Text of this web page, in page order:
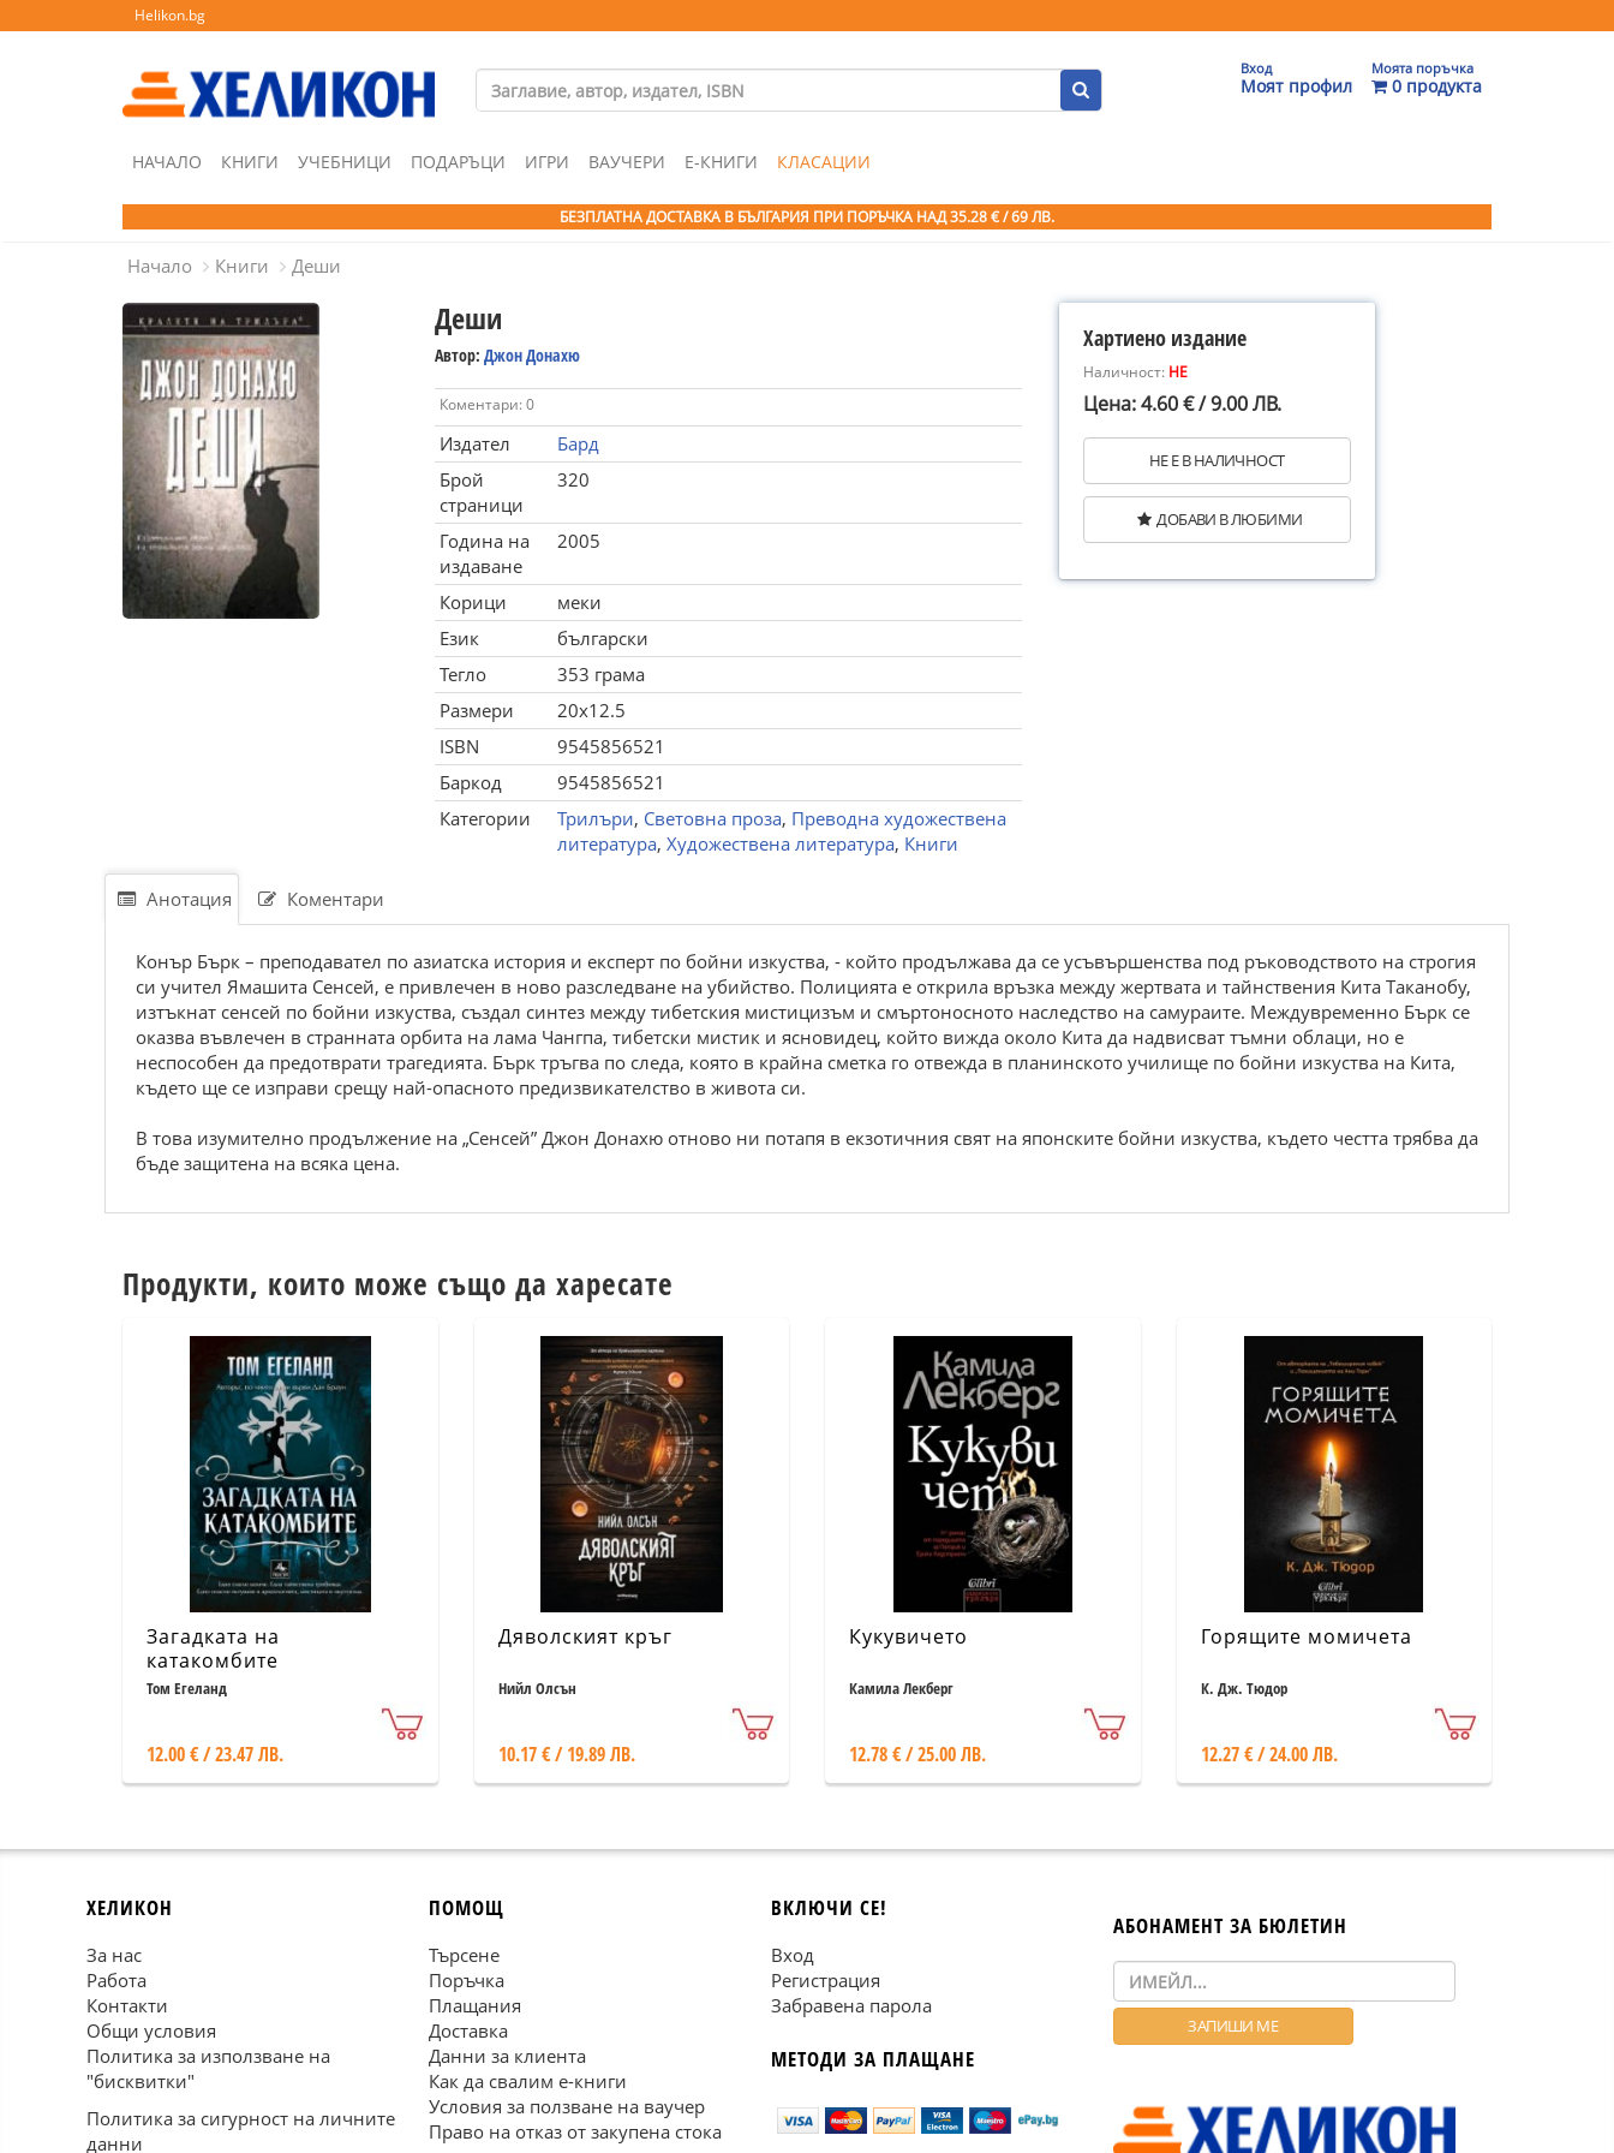
Helikon.bg
Вход
Моят профил
Моята поръчка
0 продукта
НАЧАЛО КНИГИ УЧЕБНИЦИ ПОДАРЪЦИ ИГРИ ВАУЧЕРИ Е-КНИГИ КЛАСАЦИИ
БЕЗПЛАТНА ДОСТАВКА В БЪЛГАРИЯ ПРИ ПОРЪЧКА НАД 35.28 € / 69 ЛВ.
Начало Книги Деши
Деши
Автор: Джон Донахю
Коментари: 0
Издател
Бард
Брой
страници
320
Година на
издаване
2005
Корици
меки
Език
български
Тегло
353 грама
Размери
20x12.5
ISBN
9545856521
Баркод
9545856521
Категории
Трилъри, Световна проза, Преводна художествена
литература, Художествена литература, Книги
Хартиено издание
Наличност: НЕ
Цена: 4.60 € / 9.00 ЛВ.
НЕ Е В НАЛИЧНОСТ
ДОБАВИ В ЛЮБИМИ
Анотация Коментари
Конър Бърк – преподавател по азиатска история и експерт по бойни изкуства, - който продължава да се усъвършенства под ръководството на строгия
си учител Ямашита Сенсей, е привлечен в ново разследване на убийство. Полицията е открила връзка между жертвата и тайнствения Кита Таканобу,
изтъкнат сенсей по бойни изкуства, създал синтез между тибетския мистицизъм и смъртоносното наследство на самураите. Междувременно Бърк се
оказва въвлечен в странната орбита на лама Чангпа, тибетски мистик и ясновидец, който вижда около Кита да надвисват тъмни облаци, но е
неспособен да предотврати трагедията. Бърк тръгва по следа, която в крайна сметка го отвежда в планинското училище по бойни изкуства на Кита,
където ще се изправи срещу най-опасното предизвикателство в живота си.
В това изумително продължение на „Сенсей” Джон Донахю отново ни потапя в екзотичния свят на японските бойни изкуства, където честта трябва да
бъде защитена на всяка цена.
Продукти, които може също да харесате
Загадката на
катакомбите
Том Егеланд
12.00 € / 23.47 ЛВ.
Дяволският кръг
Нийл Олсън
10.17 € / 19.89 ЛВ.
Кукувичето
Камила Лекберг
12.78 € / 25.00 ЛВ.
Горящите момичета
К. Дж. Тюдор
12.27 € / 24.00 ЛВ.
ХЕЛИКОН
За нас
Работа
Контакти
Общи условия
Политика за използване на
"бисквитки"
Политика за сигурност на личните
данни
ПОМОЩ
Търсене
Поръчка
Плащания
Доставка
Данни за клиента
Как да свалим е-книги
Условия за ползване на ваучер
Право на отказ от закупена стока
ВКЛЮЧИ СЕ!
Вход
Регистрация
Забравена парола
МЕТОДИ ЗА ПЛАЩАНЕ
АБОНАМЕНТ ЗА БЮЛЕТИН